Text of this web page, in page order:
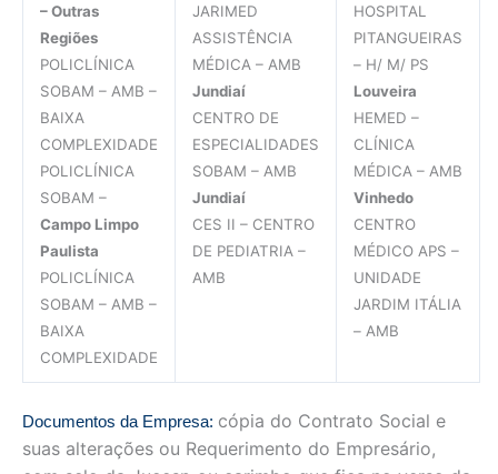
– Outras
Regiões
POLICLÍNICA
SOBAM – AMB –
BAIXA
COMPLEXIDADE
POLICLÍNICA
SOBAM –
Campo Limpo
Paulista
POLICLÍNICA
SOBAM – AMB –
BAIXA
COMPLEXIDADE
JARIMED
ASSISTÊNCIA
MÉDICA – AMB
Jundiaí
CENTRO DE
ESPECIALIDADES
SOBAM – AMB
Jundiaí
CES II – CENTRO
DE PEDIATRIA –
AMB
HOSPITAL
PITANGUEIRAS
– H/ M/ PS
Louveira
HEMED –
CLÍNICA
MÉDICA – AMB
Vinhedo
CENTRO
MÉDICO APS –
UNIDADE
JARDIM ITÁLIA
– AMB
Documentos da Empresa: cópia do Contrato Social e
suas alterações ou Requerimento do Empresário,